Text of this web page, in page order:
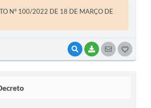
VISUALIZAR
BAIXARSEGUIR
Nº 100/2022 DE 18 DE MARÇO DE